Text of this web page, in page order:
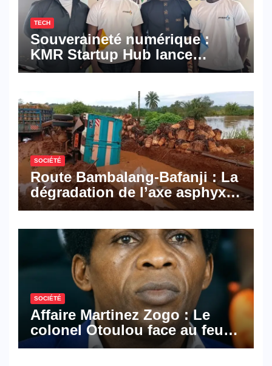
TECH
Souveraineté numérique :
KMR Startup Hub lance
Pyramid Browser et Pyramid
numériques made in
Cameroon
SOCIÉTÉ
Route Bambalang-Bafanji : La
dégradation de l’axe asphyxie
les activités économiques
SOCIÉTÉ
Affaire Martinez Zogo : Le
colonel Otoulou face au feu
croisé des avocats de la